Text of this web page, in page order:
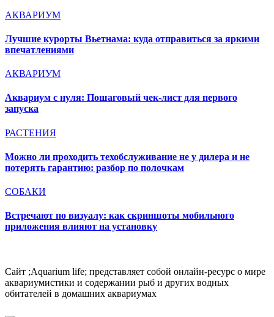
АКВАРИУМ
Лучшие курорты Вьетнама: куда отправиться за яркими
впечатлениями
АКВАРИУМ
Аквариум с нуля: Пошаговый чек-лист для первого
запуска
РАСТЕНИЯ
Можно ли проходить техобслуживание не у дилера и не
потерять гарантию: разбор по полочкам
СОБАКИ
Встречают по визуалу: как скриншоты мобильного
приложения влияют на установку
Сайт ;Aquarium life; представляет собой онлайн-ресурс о мире
аквариумистики и содержании рыб и других водных
обитателей в домашних аквариумах